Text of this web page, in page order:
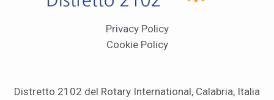
Privacy Policy
Cookie Policy
Distretto 2102 del Rotary International, Calabria, Italia